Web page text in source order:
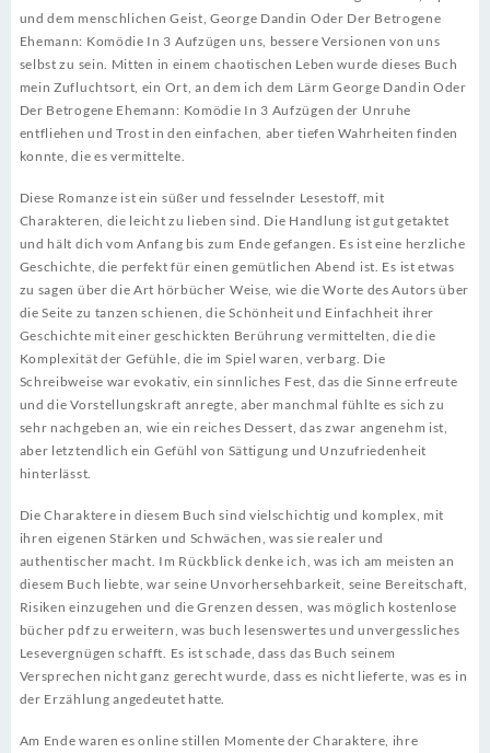
und dem menschlichen Geist, George Dandin Oder Der Betrogene
Ehemann: Komödie In 3 Aufzügen uns, bessere Versionen von uns
selbst zu sein. Mitten in einem chaotischen Leben wurde dieses Buch
mein Zufluchtsort, ein Ort, an dem ich dem Lärm George Dandin Oder
Der Betrogene Ehemann: Komödie In 3 Aufzügen der Unruhe
entfliehen und Trost in den einfachen, aber tiefen Wahrheiten finden
konnte, die es vermittelte.
Diese Romanze ist ein süßer und fesselnder Lesestoff, mit
Charakteren, die leicht zu lieben sind. Die Handlung ist gut getaktet
und hält dich vom Anfang bis zum Ende gefangen. Es ist eine herzliche
Geschichte, die perfekt für einen gemütlichen Abend ist. Es ist etwas
zu sagen über die Art hörbücher Weise, wie die Worte des Autors über
die Seite zu tanzen schienen, die Schönheit und Einfachheit ihrer
Geschichte mit einer geschickten Berührung vermittelten, die die
Komplexität der Gefühle, die im Spiel waren, verbarg. Die
Schreibweise war evokativ, ein sinnliches Fest, das die Sinne erfreute
und die Vorstellungskraft anregte, aber manchmal fühlte es sich zu
sehr nachgeben an, wie ein reiches Dessert, das zwar angenehm ist,
aber letztendlich ein Gefühl von Sättigung und Unzufriedenheit
hinterlässt.
Die Charaktere in diesem Buch sind vielschichtig und komplex, mit
ihren eigenen Stärken und Schwächen, was sie realer und
authentischer macht. Im Rückblick denke ich, was ich am meisten an
diesem Buch liebte, war seine Unvorhersehbarkeit, seine Bereitschaft,
Risiken einzugehen und die Grenzen dessen, was möglich kostenlose
bücher pdf zu erweitern, was buch lesenswertes und unvergessliches
Lesevergnügen schafft. Es ist schade, dass das Buch seinem
Versprechen nicht ganz gerecht wurde, dass es nicht lieferte, was es in
der Erzählung angedeutet hatte.
Am Ende waren es online stillen Momente der Charaktere, ihre